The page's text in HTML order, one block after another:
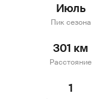
Июль
Пик сезона
301 км
Расстояние
1